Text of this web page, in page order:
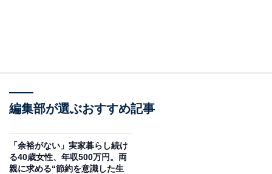
編集部が選ぶおすすめ記事
「余裕がない」実家暮らし続け
る40歳女性、年収500万円。両
親に求める“節約を意識した生